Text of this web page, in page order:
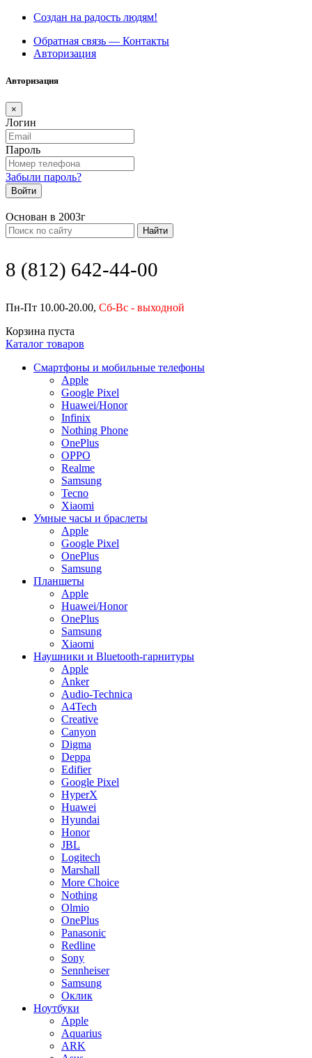
Создан на радость людям!
Обратная связь — Контакты
Авторизация
Авторизация
×
Логин
Пароль
Забыли пароль?
Войти
Основан в 2003г
Найти
8 (812) 642-44-00
Пн-Пт 10.00-20.00, Сб-Вс - выходной
Корзина пуста
Каталог товаров
Смартфоны и мобильные телефоны
Apple
Google Pixel
Huawei/Honor
Infinix
Nothing Phone
OnePlus
OPPO
Realme
Samsung
Tecno
Xiaomi
Умные часы и браслеты
Apple
Google Pixel
OnePlus
Samsung
Планшеты
Apple
Huawei/Honor
OnePlus
Samsung
Xiaomi
Наушники и Bluetooth-гарнитуры
Apple
Anker
Audio-Technica
A4Tech
Creative
Canyon
Digma
Deppa
Edifier
Google Pixel
HyperX
Huawei
Hyundai
Honor
JBL
Logitech
Marshall
More Choice
Nothing
Olmio
OnePlus
Panasonic
Redline
Sony
Sennheiser
Samsung
Оклик
Ноутбуки
Apple
Aquarius
ARK